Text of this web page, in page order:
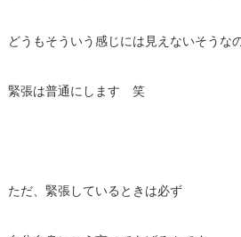
どうもそういう感じには見えないそうな
緊張は普通にします 笑
ただ、緊張しているときは必ず